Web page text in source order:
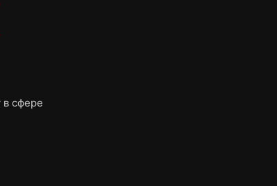
сфере